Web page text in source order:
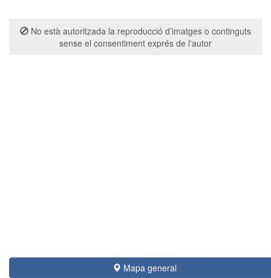
Mapa general
No està autoritzada la reproducció d’imatges o continguts
sense el consentiment exprés de l'autor